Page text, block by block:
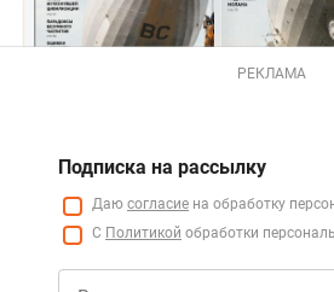
РЕКЛАМА
Подписка на рассылку
Даю согласие на обработку
С Политикой обработки